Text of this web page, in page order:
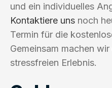
und ein individuelles
Kontaktiere uns noch
Termin für die
Gemeinsam machen
stressfreien Erlebnis.